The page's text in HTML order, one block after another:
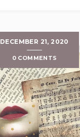
DECEMBER 21, 2020
0 COMMENTS